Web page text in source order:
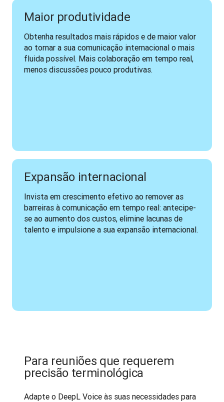
Maior produtividade
Obtenha resultados mais rápidos e de maior valor
ao tornar a sua comunicação internacional o mais
fluida possível. Mais colaboração em tempo real,
menos discussões pouco produtivas.
Expansão internacional
Invista em crescimento efetivo ao remover as
barreiras à comunicação em tempo real: antecipe-
se ao aumento dos custos, elimine lacunas de
talento e impulsione a sua expansão internacional.
Para reuniões que requerem
precisão terminológica
Adapte o DeepL Voice às suas necessidades para